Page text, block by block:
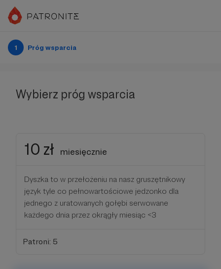
1 Próg wsparcia
Wybierz próg wsparcia
10 zł miesięcznie
Dyszka to w przełożeniu na nasz gruszętnikowy
język tyle co pełnowartościowe jedzonko dla
jednego z uratowanych gołębi serwowane
każdego dnia przez okrągły miesiąc <3
Patroni: 5